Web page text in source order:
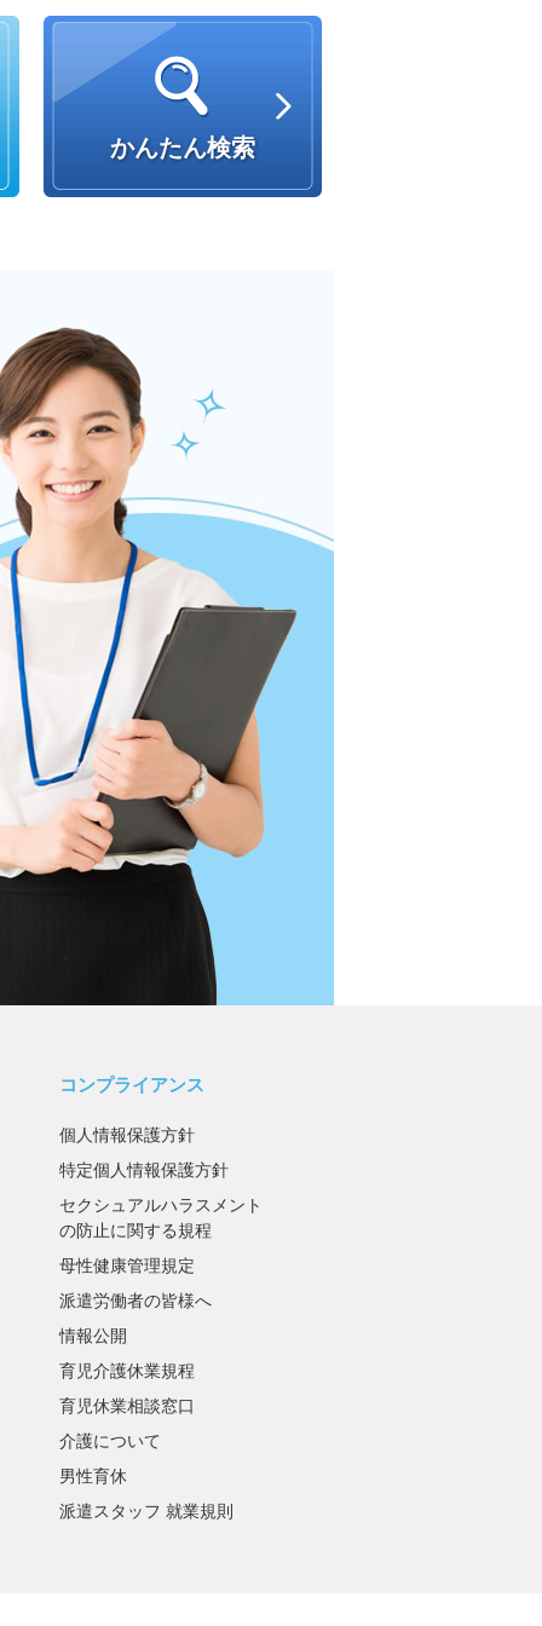
かんたん検索
コンプライアンス
個人情報保護方針
特定個人情報保護方針
セクシュアルハラスメント
の防止に関する規程
母性健康管理規定
派遣労働者の皆様へ
情報公開
育児介護休業規程
育児休業相談窓口
介護について
男性育休
派遣スタッフ 就業規則